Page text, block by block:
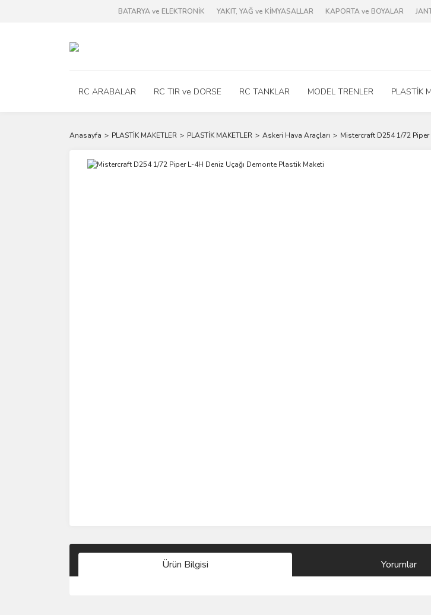
BATARYA ve ELEKTRONİK YAKIT, YAĞ ve KİMYASALLAR KAPORTA ve BOYALAR
RC ARABALAR RC TIR ve DORSE RC TANKLAR MODEL TRENLER PLASTİK
Anasayfa PLASTİK MAKETLER PLASTİK MAKETLER Askeri Hava Araçları Mistercraft D254 1/72
Ürün Bilgisi Yorumlar